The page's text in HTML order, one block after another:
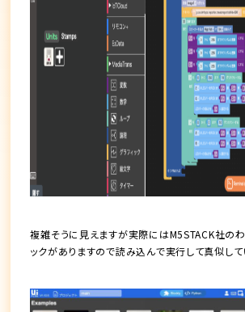
複雑そうに見えますが実際にはM5STACK社の
ックがありますので読み込んで実行して真似して